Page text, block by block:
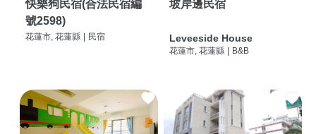
快樂狗民宿(合法民宿編
號2598)
花蓮市, 花蓮縣 民宿
坡岸邊民宿
Leveeside House
花蓮市, 花蓮縣 B&B